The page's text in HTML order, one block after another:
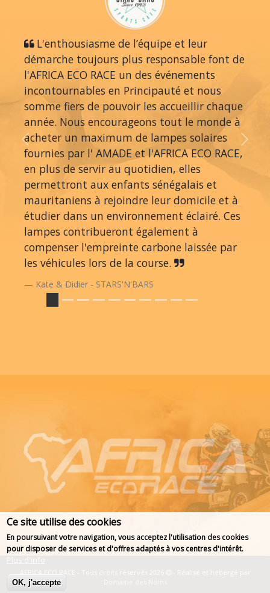
L'enthousiasme de l’équipe et leur
démarche toujours plus responsable font de
l'AFRICA ECO RACE un des événements
incontournables en Principauté et nous
somme fiers de pouvoir les accueillir chaque
année. Nous encourageons tout le monde à
acheter un maximum de lampes solaires
fournies par l' AMADE et l'AFRICA ECO RACE,
en plus de servir au quotidien, elles
permettront aux enfants sénégalais et
mauritaniens à rejoindre leur domicile et à
étudier dans un environnement éclairé. Ces
lampes contribueront également à
compenser l'empreinte carbone laissée par
les véhicules lors de la course.
Kate & Didier - STARS'N'BARS
Previous Next
AFRICA ECO RACE - Tous droits réservés 2026
- Réalisé et hébergé par
Ce site utilise des cookies
En poursuivant votre navigation, vous acceptez l'utilisation des cookies
pour disposer de services et d'offres adaptés à vos centres d'intérêt.
Plus d'info
OK, j'accepte